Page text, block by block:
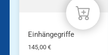
Einhängegriffe
145,00 €